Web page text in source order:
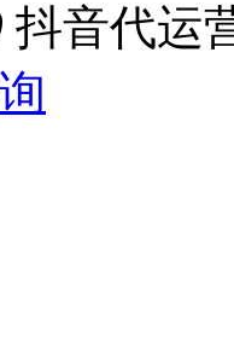
抖音代运